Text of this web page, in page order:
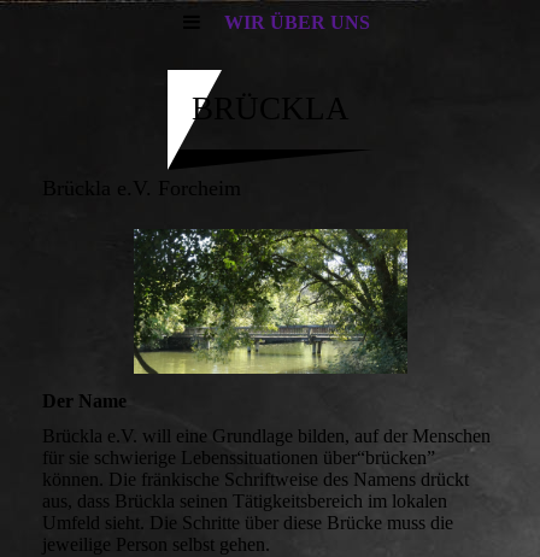
WIR ÜBER UNS
BRÜCKLA
Brückla e.V. Forcheim
Der Name
Brückla e.V. will eine Grundlage bilden, auf der Menschen
für sie schwierige Lebenssituationen über“brücken”
können. Die fränkische Schriftweise des Namens drückt
aus, dass Brückla seinen Tätigkeitsbereich im lokalen
Umfeld sieht. Die Schritte über diese Brücke muss die
jeweilige Person selbst gehen.